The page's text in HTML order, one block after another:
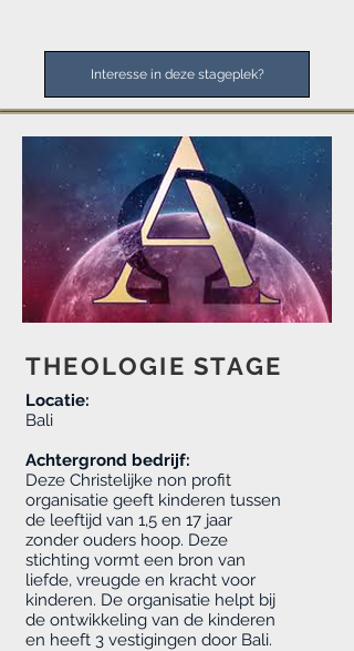
Interesse in deze stageplek?
THEOLOGIE STAGE
Locatie:
Bali
Achtergrond bedrijf:
Deze Christelijke non profit
organisatie geeft kinderen tussen
de leeftijd van 1,5 en 17 jaar
zonder ouders hoop. Deze
stichting vormt een bron van
liefde, vreugde en kracht voor
kinderen. De organisatie helpt bij
de ontwikkeling van de kinderen
en heeft 3 vestigingen door Bali.